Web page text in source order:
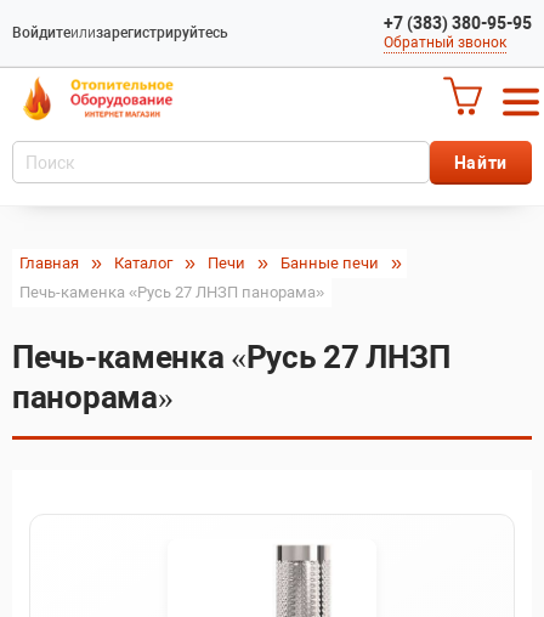
Войдитеилизарегистрируйтесь +7 (383) 380-95-95
Обратный звонок
Главная Каталог Печи
Банные печи
Печь-каменка «Русь 27 ЛНЗП панорама»
Печь-каменка «Русь 27 ЛНЗП
панорама»